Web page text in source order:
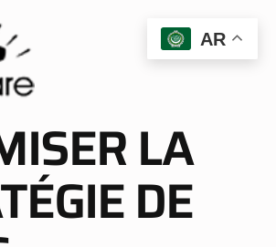
LA
DE
AR